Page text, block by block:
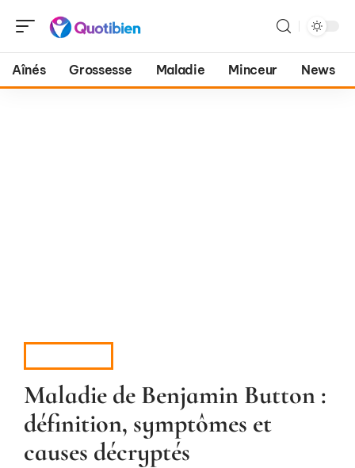
Aînés Grossesse Maladie Minceur News
Maladie de Benjamin Button :
définition, symptômes et
causes décryptés